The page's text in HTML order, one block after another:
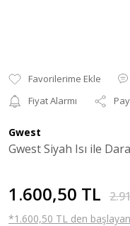
Fiyat Alarmı
Gwest
Gwest Siyah Isı ile
1.600,50 TL
*1.600,50 TL den